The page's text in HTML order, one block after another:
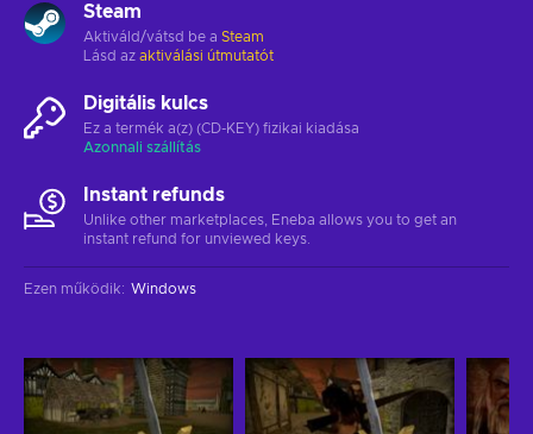
Steam
Aktiváld/vátsd be a Steam
Lásd az aktiválási útmutatót
Digitális kulcs
Ez a termék a(z) (CD-KEY) fizikai kiadása
Azonnali szállítás
Instant refunds
Unlike other marketplaces, Eneba allows you to get an
instant refund for unviewed keys.
Ezen működik: Windows